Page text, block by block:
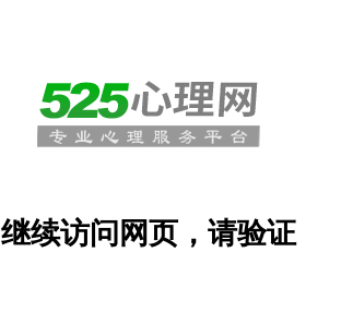
继续访问网页，请验证